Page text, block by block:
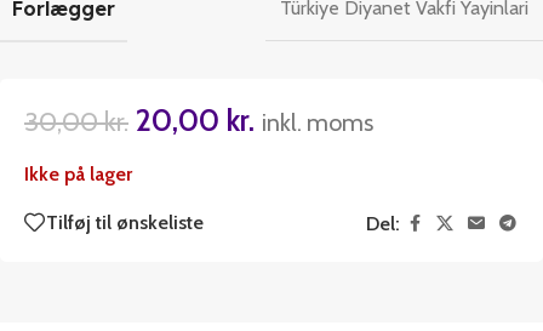
Forlægger Türkiye Diyanet Vakfi Yayinlari
30,00kr. 20,00 kr. inkl. moms
Ikke på lager
Tilføj til ønskeliste Del: